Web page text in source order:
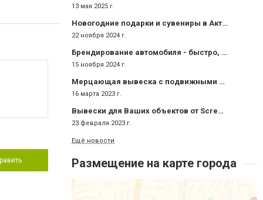
13 мая 2025 г.
Новогодние подарки и сувениры в Актау
22 ноября 2024 г.
Брендирование автомобиля - быстро, эффективно и недорого!
15 ноября 2024 г.
Мерцающая вывеска с подвижными пайетками - блестящая реклама!
16 марта 2023 г.
Вывески для Ваших объектов от Screen Media!
23 февраля 2023 г.
Ещё новости
Размещение на карте города